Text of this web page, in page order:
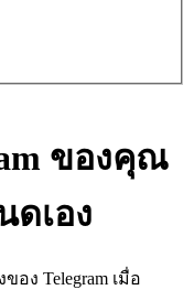
ของคุณ
ดเอง
ง Telegram เมื่อ